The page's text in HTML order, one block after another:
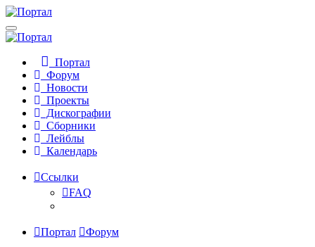
Портал
Форум
Новости
Проекты
Дискографии
Сборники
Лейблы
Календарь
Ссылки
FAQ
Портал Форум